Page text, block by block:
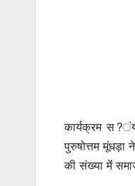
कार्यक्रम
पुरुषोत्तम मूंधड़ा
की संख्या मेंं